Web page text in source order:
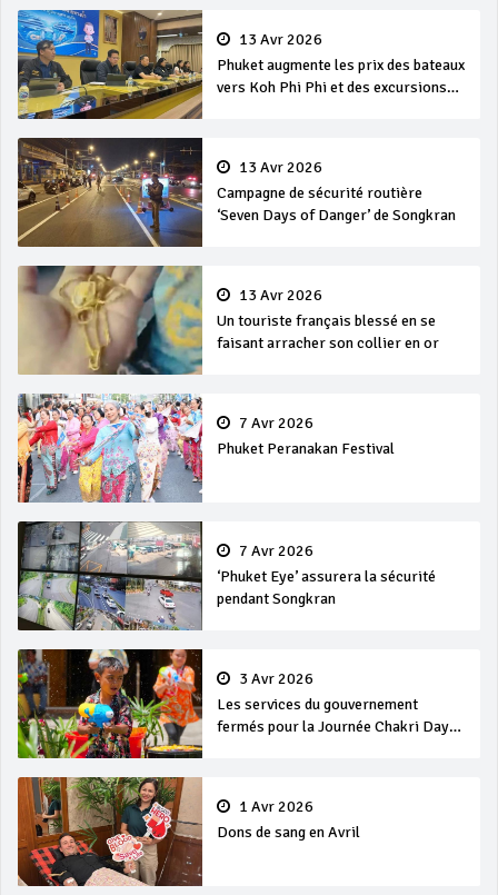
13 Avr 2026
Phuket augmente les prix des bateaux
vers Koh Phi Phi et des excursions
13 Avr 2026
Campagne de sécurité routière
‘Seven Days of Danger’ de Songkran
13 Avr 2026
Un touriste français blessé en se
faisant arracher son collier en or
7 Avr 2026
Phuket Peranakan Festival
7 Avr 2026
‘Phuket Eye’ assurera la sécurité
pendant Songkran
3 Avr 2026
Les services du gouvernement
fermés pour la Journée Chakri Day
1 Avr 2026
Dons de sang en Avril